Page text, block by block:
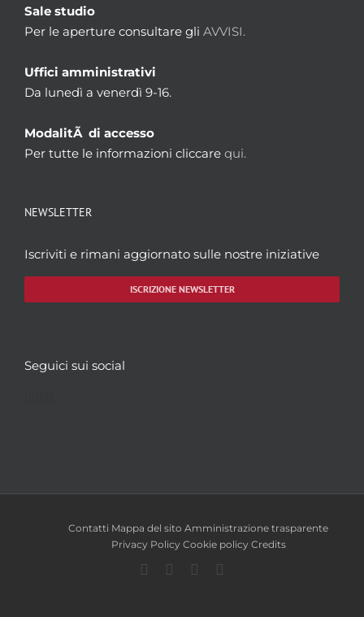
Sale studio
Per le aperture consultare gli AVVISI.
Uffici amministrativi
Da lunedì a venerdì 9-16.
ModalitÃ di accesso
Per tutte le informazioni cliccare qui.
NEWSLETTER
Iscriviti e rimani aggiornato sulle nostre iniziative
ISCRIZIONE NEWSLETTER
Seguici sui social
Contatti Mappa del sito Amministrazione trasparente
Privacy Policy Cookie policy Credits
Facebook
TwitterYouTube